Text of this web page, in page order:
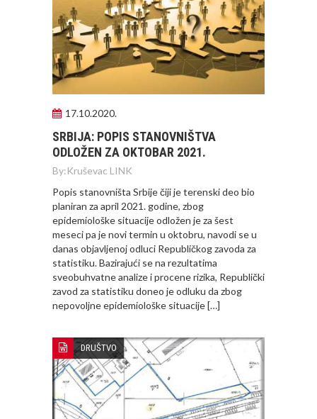
17.10.2020.
SRBIJA: POPIS STANOVNIŠTVA
ODLOŽEN ZA OKTOBAR 2021.
By:Kruševac LINK
Popis stanovništa Srbije čiji je terenski deo bio
planiran za april 2021. godine, zbog
epidemiološke situacije odložen je za šest
meseci pa je novi termin u oktobru, navodi se u
danas objavljenoj odluci Republičkog zavoda za
statistiku. Bazirajući se na rezultatima
sveobuhvatne analize i procene rizika, Republički
zavod za statistiku doneo je odluku da zbog
nepovoljne epidemiološke situacije […]
DRUŠTVO